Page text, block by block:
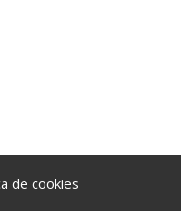
o
disminuir
de cookies